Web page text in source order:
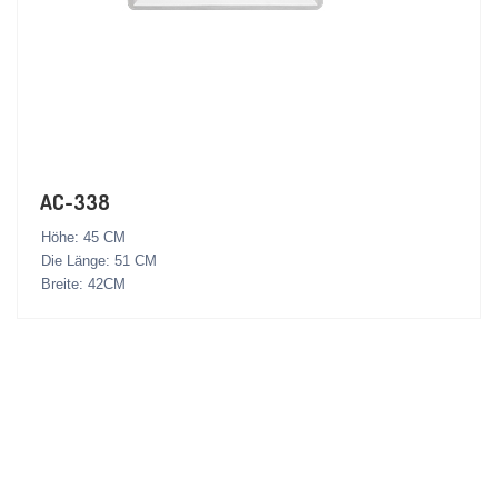
AC-338
Höhe: 45 CM
Die Länge: 51 CM
Breite: 42CM